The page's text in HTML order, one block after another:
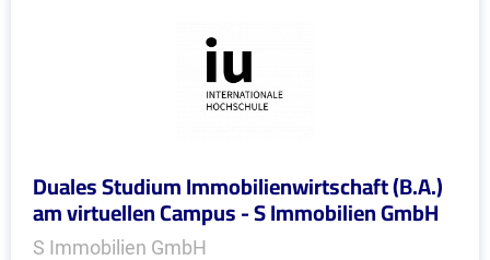
Duales Studium Immobilienwirtschaft (B.A.)
am virtuellen Campus - S Immobilien GmbH
S Immobilien GmbH